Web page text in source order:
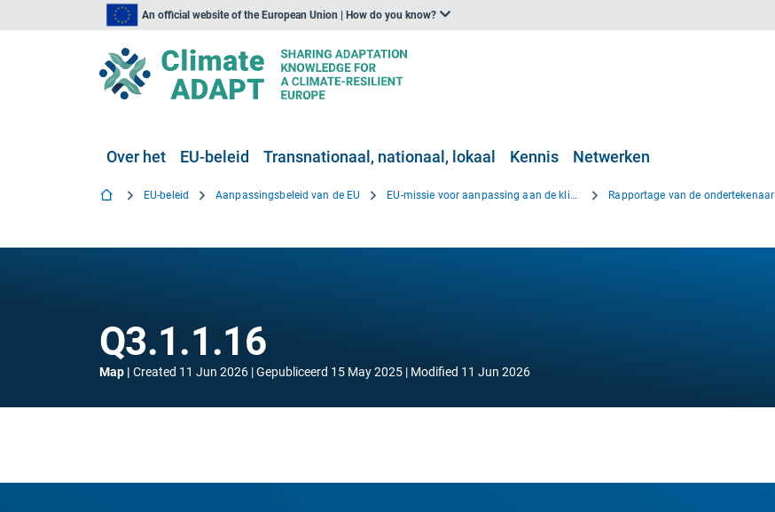
An official website of the European Union | How do you know?
Over het EU-beleid Transnationaal, nationaal, lokaal Kennis Netwerken
EU-beleid Aanpassingsbeleid van de EU EU-missie voor aanpassing aan de klimaatverandering Rapportage van de ondertekenaar
Q3.1.1.16
Map Created 11 Jun 2026 Gepubliceerd 15 May 2025 Modified 11 Jun 2026